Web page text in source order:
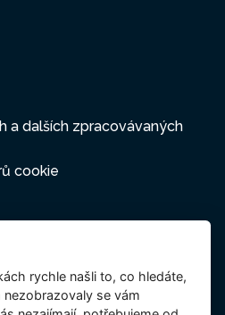
a dalších zpracovávaných
cookie
rychle našli to, co hledáte,
nezobrazovaly se vám